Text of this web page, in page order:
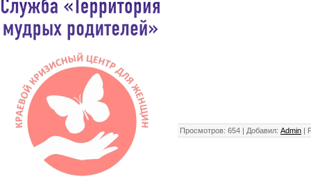
Просмотров: 654 | Добавил: Admin